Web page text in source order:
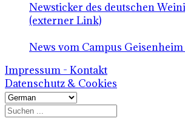
Newsticker des deutschen
(externer Link)
News vom Campus
Impressum - Kontakt
Datenschutz & Cookies